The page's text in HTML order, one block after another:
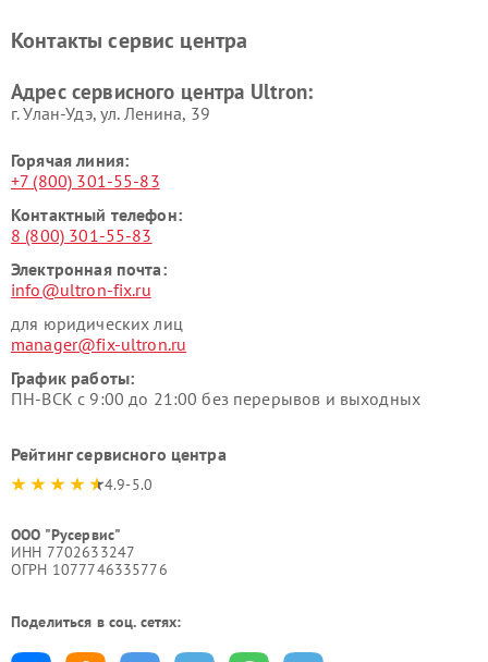
Контакты сервис центра
Адрес сервисного центра Ultron:
г. Улан-Удэ, ул. Ленина, 39
Горячая линия:
+7 (800) 301-55-83
Контактный телефон:
8 (800) 301-55-83
Электронная почта:
info@ultron-fix.ru
для юридических лиц
manager@fix-ultron.ru
График работы:
ПН-ВСК с 9:00 до 21:00 без перерывов и выходных
Рейтинг сервисного центра
4.9-5.0
ООО "Русервис"
ИНН 7702633247
ОГРН 1077746335776
Поделиться в соц. сетях: